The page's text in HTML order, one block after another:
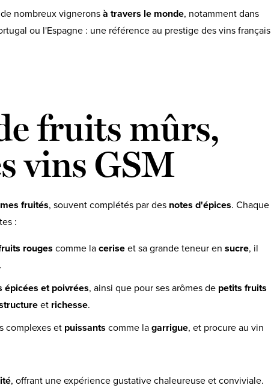
nombreux vignerons à travers le monde, notamment dans
ou l'Espagne : une référence au prestige des vins français
fruits mûrs,
vins GSM
fruités, souvent complétés par des notes d'épices. Chaque
:
rouges comme la cerise et sa grande teneur en sucre, il
épicées et poivrées, ainsi que pour ses arômes de petits fruits
et richesse.
complexes et puissants comme la garrigue, et procure au vin
, offrant une expérience gustative chaleureuse et conviviale.